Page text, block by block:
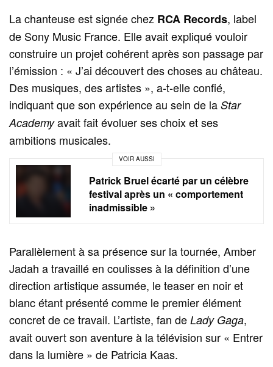
La chanteuse est signée chez RCA Records, label
de Sony Music France. Elle avait expliqué vouloir
construire un projet cohérent après son passage par
l’émission : « J’ai découvert des choses au château.
Des musiques, des artistes », a‑t‑elle confié,
indiquant que son expérience au sein de laStar
Academyavait fait évoluer ses choix et ses
ambitions musicales.
VOIR AUSSI
Patrick Bruel écarté par un célèbre
festival après un « comportement
inadmissible »
Parallèlement à sa présence sur la tournée, Amber
Jadah a travaillé en coulisses à la définition d’une
direction artistique assumée, le teaser en noir et
blanc étant présenté comme le premier élément
concret de ce travail. L’artiste, fan deLady Gaga,
avait ouvert son aventure à la télévision sur « Entrer
dans la lumière » de Patricia Kaas.